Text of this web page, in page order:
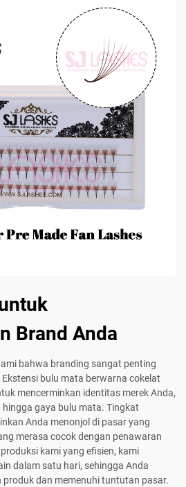
Brand Anda
bahwa branding sangat penting
bulu mata berwarna cokelat
mencerminkan identitas merek Anda,
gaya bulu mata. Tingkat
Anda menonjol di pasar yang
merasa cocok dengan penawaran
kami yang efisien, kami
dalam satu hari, sehingga Anda
dan memenuhi tuntutan pasar.